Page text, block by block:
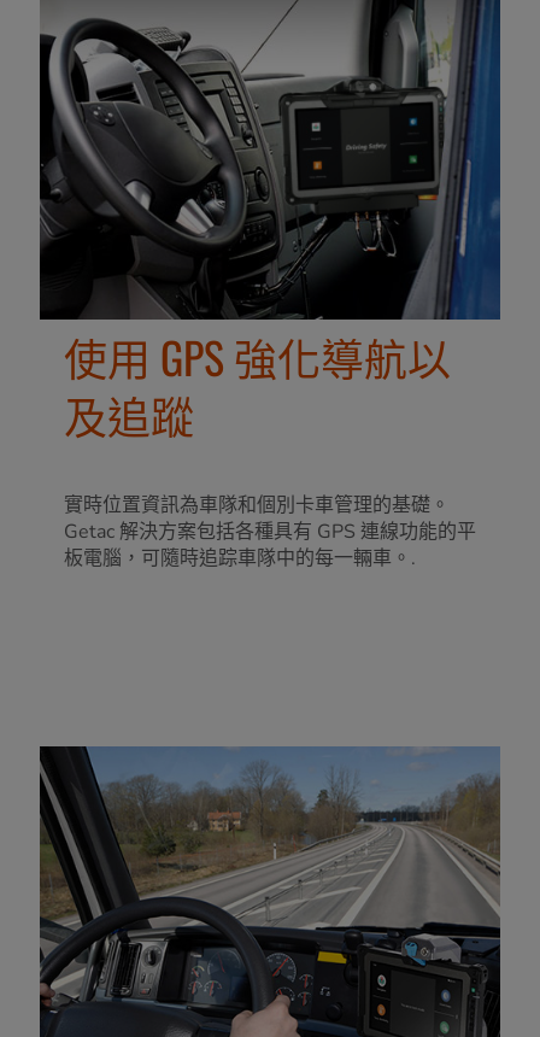
使用 GPS 強化導航以
及追蹤
實時位置資訊為車隊和個別卡車管理的基礎。
Getac 解決方案包括各種具有 GPS 連線功能的平
板電腦，可隨時追踪車隊中的每一輛車。.